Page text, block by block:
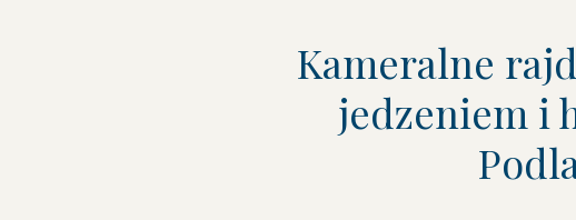
Kameralne
jedzeniem i